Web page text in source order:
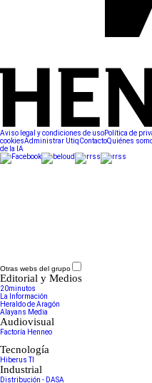
Aviso legal y condiciones de usoPolítica de
cookiesAdministrar UtiqContactoQuiénes
de la IA
Otras webs del grupo
Editorial y Medios
20minutos
La Información
Heraldo de Aragón
Alayans Media
Audiovisual
Factoría Henneo
Tecnología
Hiberus TI
Industrial
Distribución - DASA